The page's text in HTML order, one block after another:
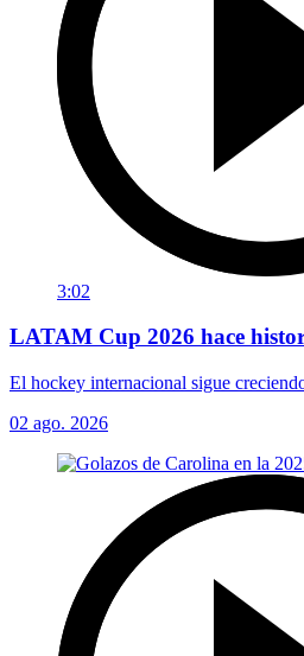
3:02
LATAM Cup 2026 hace
El hockey internacional sigue
02 ago. 2026